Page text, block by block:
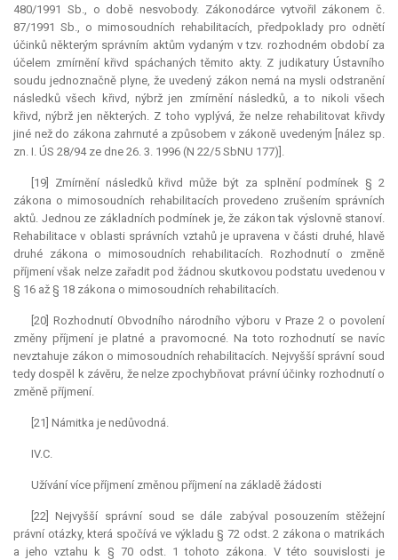
480/1991 Sb., o době nesvobody. Zákonodárce vytvořil zákonem č.
87/1991 Sb., o mimosoudních rehabilitacích, předpoklady pro odnětí
účinků některým správním aktům vydaným v tzv. rozhodném období za
účelem zmírnění křivd spáchaných těmito akty. Z judikatury Ústavního
soudu jednoznačně plyne, že uvedený zákon nemá na mysli odstranění
následků všech křivd, nýbrž jen zmírnění následků, a to nikoli všech
křivd, nýbrž jen některých. Z toho vyplývá, že nelze rehabilitovat křivdy
jiné než do zákona zahrnuté a způsobem v zákoně uvedeným [nález sp.
zn. I. ÚS 28/94 ze dne 26. 3. 1996 (N 22/5 SbNU 177)].
[19] Zmírnění následků křivd může být za splnění podmínek § 2
zákona o mimosoudních rehabilitacích provedeno zrušením správních
aktů. Jednou ze základních podmínek je, že zákon tak výslovně stanoví.
Rehabilitace v oblasti správních vztahů je upravena v části druhé, hlavě
druhé zákona o mimosoudních rehabilitacích. Rozhodnutí o změně
příjmení však nelze zařadit pod žádnou skutkovou podstatu uvedenou v
§ 16 až § 18 zákona o mimosoudních rehabilitacích.
[20] Rozhodnutí Obvodního národního výboru v Praze 2 o povolení
změny příjmení je platné a pravomocné. Na toto rozhodnutí se navíc
nevztahuje zákon o mimosoudních rehabilitacích. Nejvyšší správní soud
tedy dospěl k závěru, že nelze zpochybňovat právní účinky rozhodnutí o
změně příjmení.
[21] Námitka je nedůvodná.
IV.C.
Užívání více příjmení změnou příjmení na základě žádosti
[22] Nejvyšší správní soud se dále zabýval posouzením stěžejní
právní otázky, která spočívá ve výkladu § 72 odst. 2 zákona o matrikách
a jeho vztahu k § 70 odst. 1 tohoto zákona. V této souvislosti je